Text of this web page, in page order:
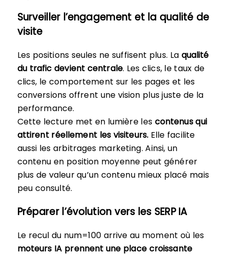
Surveiller l’engagement et la qualité de
visite
Les positions seules ne suffisent plus. La qualité
du trafic devient centrale. Les clics, le taux de
clics, le comportement sur les pages et les
conversions offrent une vision plus juste de la
performance.
Cette lecture met en lumière les contenus qui
attirent réellement les visiteurs. Elle facilite
aussi les arbitrages marketing. Ainsi, un
contenu en position moyenne peut générer
plus de valeur qu’un contenu mieux placé mais
peu consulté.
Préparer l’évolution vers les SERP IA
Le recul du num=100 arrive au moment où les
moteurs IA prennent une place croissante